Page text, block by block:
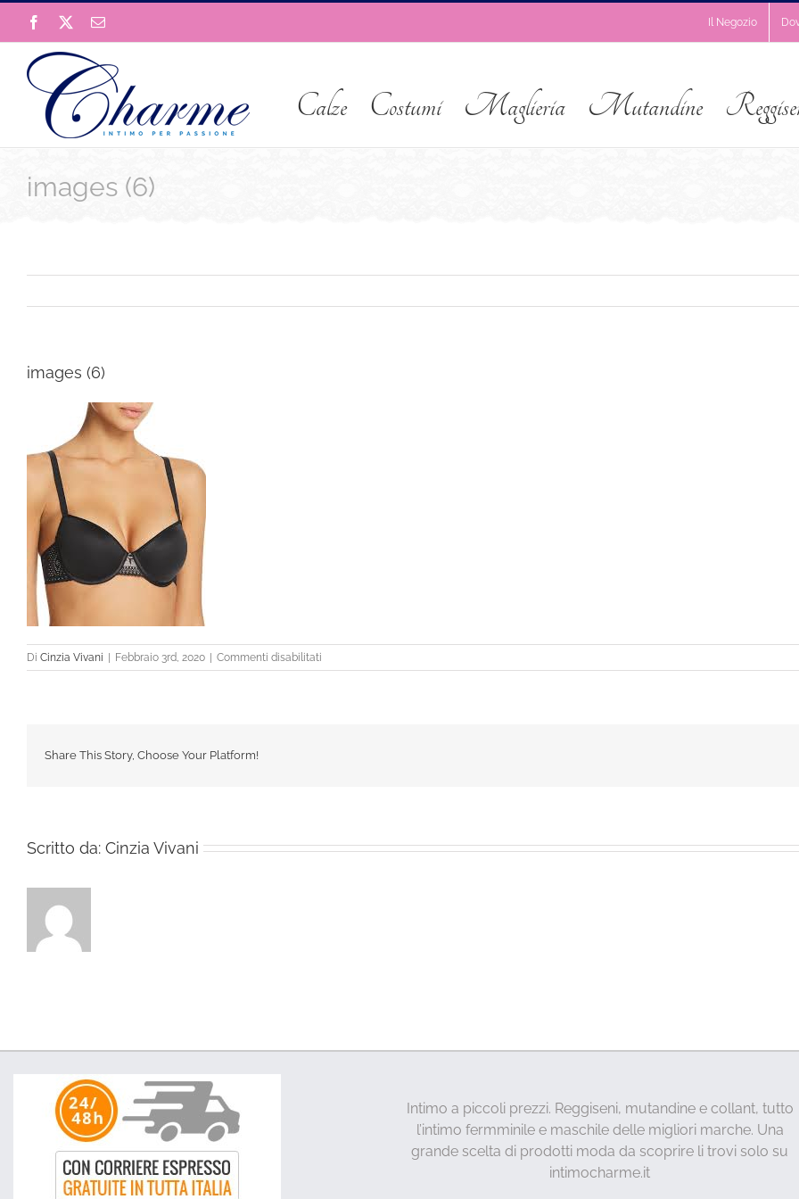
contenuto
Facebook Email Il Negozio
Calze Costumi Maglieria Mutandine
images (6)
images (6)
Di Cinzia Vivani | Febbraio 3rd, 2020 | Commenti disabilitati
images
Share This Story, Choose Your Platform!
Scritto da: Cinzia Vivani
Intimo a piccoli prezzi. Reggiseni, mutandine e collant, tutto
l’intimo fermminile e maschile delle migliori marche. Una
grande scelta di prodotti moda da scoprire li trovi solo su
intimocharme.it